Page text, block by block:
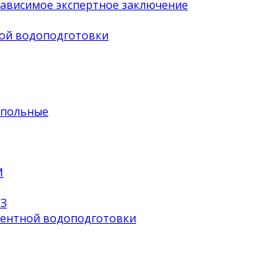
экспертное заключение
водоподготовки
водоподготовки